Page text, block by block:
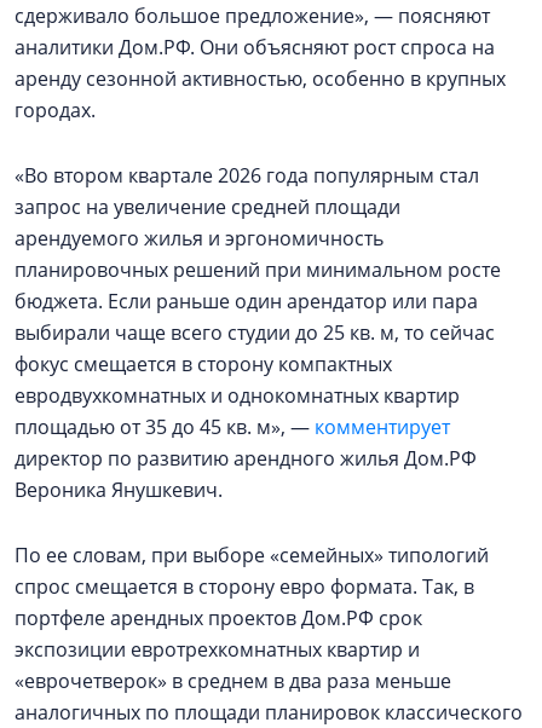
сдерживало большое предложение», — поясняют
аналитики Дом.РФ. Они объясняют рост спроса на
аренду сезонной активностью, особенно в крупных
городах.
«Во втором квартале 2026 года популярным стал
запрос на увеличение средней площади
арендуемого жилья и эргономичность
планировочных решений при минимальном росте
бюджета. Если раньше один арендатор или пара
выбирали чаще всего студии до 25 кв. м, то сейчас
фокус смещается в сторону компактных
евродвухкомнатных и однокомнатных квартир
площадью от 35 до 45 кв. м», — комментирует
директор по развитию арендного жилья Дом.РФ
Вероника Янушкевич.
По ее словам, при выборе «семейных» типологий
спрос смещается в сторону евро формата. Так, в
портфеле арендных проектов Дом.РФ срок
экспозиции евротрехкомнатных квартир и
«еврочетверок» в среднем в два раза меньше
аналогичных по площади планировок классического